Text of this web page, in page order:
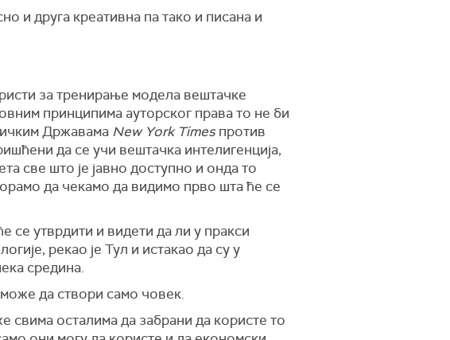
и друга креативна па тако и писана и
за тренирање модела вештачке
принципима ауторског права то не би
Државама New York Timesпротив
да се учи вештачка интелигенција,
све што је јавно доступно и онда то
да чекамо да видимо прво шта ће се
се утврдити и видети да ли у пракси
рекао је Тул и истакао да су у
средина.
да створи само човек.
свима осталима да забрани да користе то